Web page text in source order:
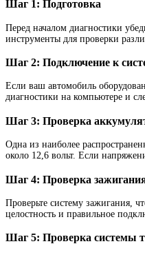
Шаг 1: Подготовка
Перед началом диагностики
инструменты для проверки
Шаг 2: Подключение к
Если ваш автомобиль
диагностики на компьютере и
Шаг 3: Проверка
Одна из наиболее
около 12,6 вольт. Если
Шаг 4: Проверка
Проверьте систему зажигания,
целостность и правильное
Шаг 5: Проверка системы